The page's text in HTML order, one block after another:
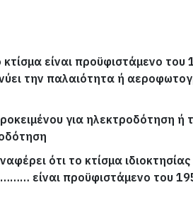
κτίσμα είναι προϋφιστάμενο
την παλαιότητα ή
για ηλεκτροδότηση ή
ότι το κτίσμα
είναι προϋφιστάμενο του